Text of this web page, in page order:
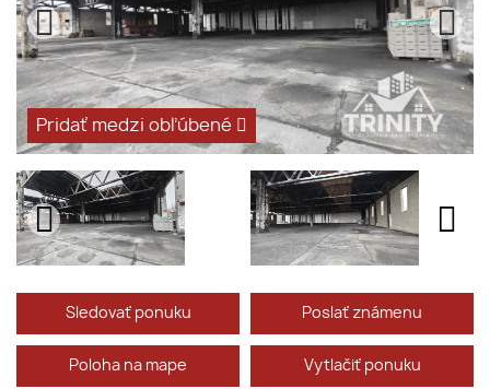
Pridať medzi obľúbené
Sledovať ponuku Poslať známenu
Poloha na mape Vytlačiť ponuku